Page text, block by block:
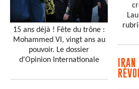
15 ans déjà ! Fête du trône :
Mohammed VI, vingt ans au
pouvoir. Le dossier
d'Opinion Internationale